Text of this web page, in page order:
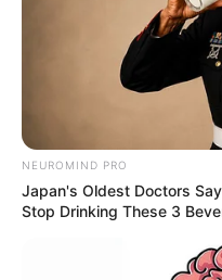
NEUROMIND PRO
Japan's Oldest Doctors
Stop Drinking These 3